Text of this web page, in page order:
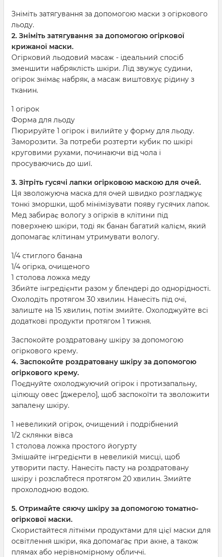
Зніміть затягування за допомогою маски з огіркового
льоду.
2. Зніміть затягування за допомогою огіркової
крижаної маски.
Огірковий льодовий масаж - ідеальний спосіб
зменшити набряклість шкіри. Лід звужує судини,
огірок знімає набряк, а масаж виштовхує рідину з
тканин.
1 огірок
Форма для льоду
Пюрируйте 1 огірок і вилийте у форму для льоду.
Заморозити. За потреби розтерти кубик по шкірі
круговими рухами, починаючи від чола і
просуваючись до шиї.
3. Зітріть гусячі лапки огірковою маскою для очей.
Ця зволожуюча маска для очей швидко розгладжує
тонкі зморшки, щоб мінімізувати появу гусячих лапок.
Мед забирає вологу з огірків в клітини під
поверхнею шкіри, тоді як банан багатий калієм, який
допомагає клітинам утримувати вологу.
1/4 стиглого банана
1/4 огірка, очищеного
1 столова ложка меду
Збийте інгредієнти разом у блендері до однорідності.
Охолодіть протягом 30 хвилин. Нанесіть під очі,
залиште на 15 хвилин, потім змийте. Охолоджуйте всі
додаткові продукти протягом 1 тижня.
Заспокойте роздратовану шкіру за допомогою
огіркового крему.
4. Заспокойте роздратовану шкіру за допомогою
огіркового крему.
Поєднуйте охолоджуючий огірок і протизапальну,
цілющу овес [джерело], щоб заспокоїти та зволожити
запалену шкіру.
1 невеликий огірок, очищений і подрібнений
1/2 склянки вівса
1 столова ложка простого йогурту
Змішайте інгредієнти в невеликій мисці, щоб
утворити пасту. Нанесіть пасту на роздратовану
шкіру і розслабтеся протягом 20 хвилин. Змийте
прохолодною водою.
5. Отримайте сяючу шкіру за допомогою томатно-
огіркової маски.
Скористайтеся літніми продуктами для цієї маски для
освітлення шкіри, яка допомагає при акне, а також
плямах або нерівномірному обличчі.